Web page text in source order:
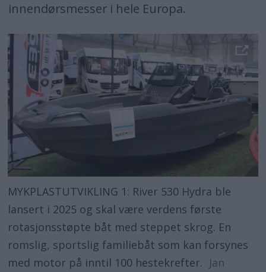
innendørsmesser i hele Europa.
MYKPLASTUTVIKLING 1: River 530 Hydra ble
lansert i 2025 og skal være verdens første
rotasjonsstøpte båt med steppet skrog. En
romslig, sportslig familiebåt som kan forsynes
med motor på inntil 100 hestekrefter.
Jan